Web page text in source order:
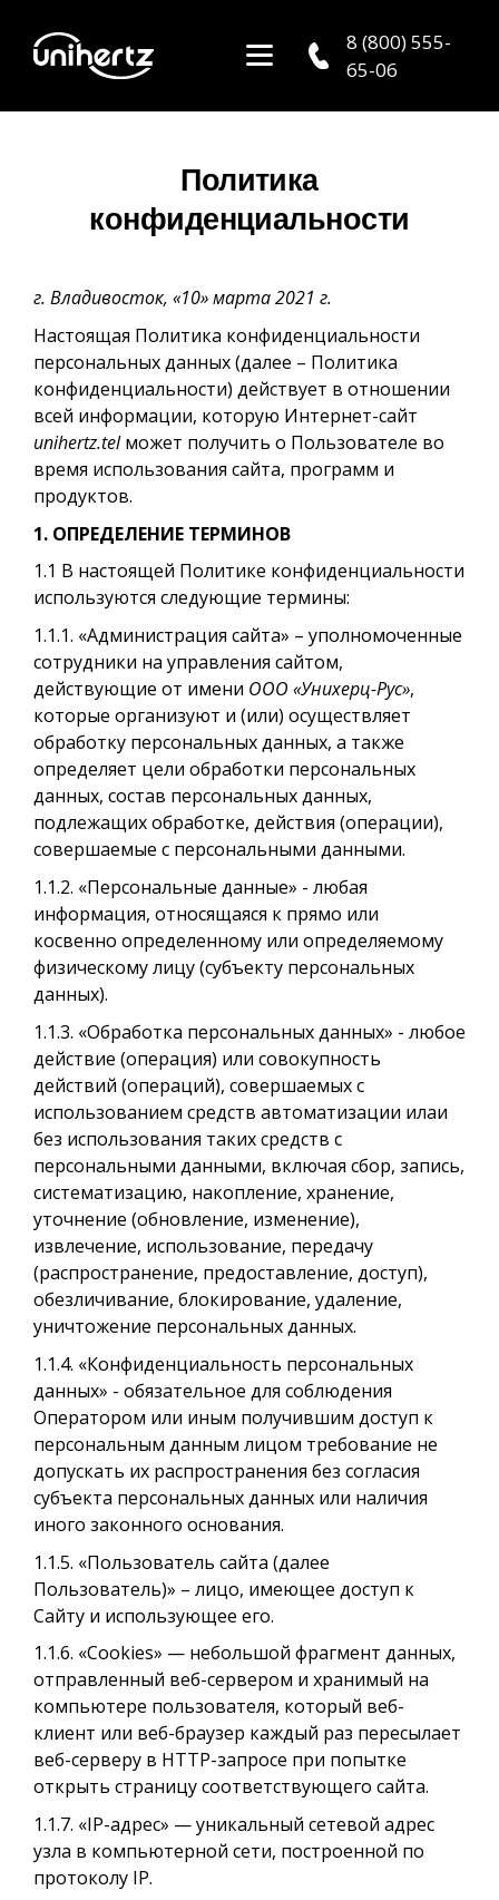
8 (800) 555-
65-06
Политика
конфиденциальности
г. Владивосток, «10» марта 2021 г.
Настоящая Политика конфиденциальности
персональных данных (далее – Политика
конфиденциальности) действует в отношении
всей информации, которую Интернет-сайт
unihertz.telможет получить о Пользователе во
время использования сайта, программ и
продуктов.
1. ОПРЕДЕЛЕНИЕ ТЕРМИНОВ
1.1 В настоящей Политике конфиденциальности
используются следующие термины:
1.1.1. «Администрация сайта» – уполномоченные
сотрудники на управления сайтом,
действующие от имени ООО «Унихерц-Рус»,
которые организуют и (или) осуществляет
обработку персональных данных, а также
определяет цели обработки персональных
данных, состав персональных данных,
подлежащих обработке, действия (операции),
совершаемые с персональными данными.
1.1.2. «Персональные данные» - любая
информация, относящаяся к прямо или
косвенно определенному или определяемому
физическому лицу (субъекту персональных
данных).
1.1.3. «Обработка персональных данных» - любое
действие (операция) или совокупность
действий (операций), совершаемых с
использованием средств автоматизации илaи
без использования таких средств с
персональными данными, включая сбор, запись,
систематизацию, накопление, хранение,
уточнение (обновление, изменение),
извлечение, использование, передачу
(распространение, предоставление, доступ),
обезличивание, блокирование, удаление,
уничтожение персональных данных.
1.1.4. «Конфиденциальность персональных
данных» - обязательное для соблюдения
Оператором или иным получившим доступ к
персональным данным лицом требование не
допускать их распространения без согласия
субъекта персональных данных или наличия
иного законного основания.
1.1.5. «Пользователь сайта (далее
Пользователь)» – лицо, имеющее доступ к
Сайту и использующее его.
1.1.6. «Cookies» — небольшой фрагмент данных,
отправленный веб-сервером и хранимый на
компьютере пользователя, который веб-
клиент или веб-браузер каждый раз пересылает
веб-серверу в HTTP-запросе при попытке
открыть страницу соответствующего сайта.
1.1.7. «IP-адрес» — уникальный сетевой адрес
узла в компьютерной сети, построенной по
протоколу IP.